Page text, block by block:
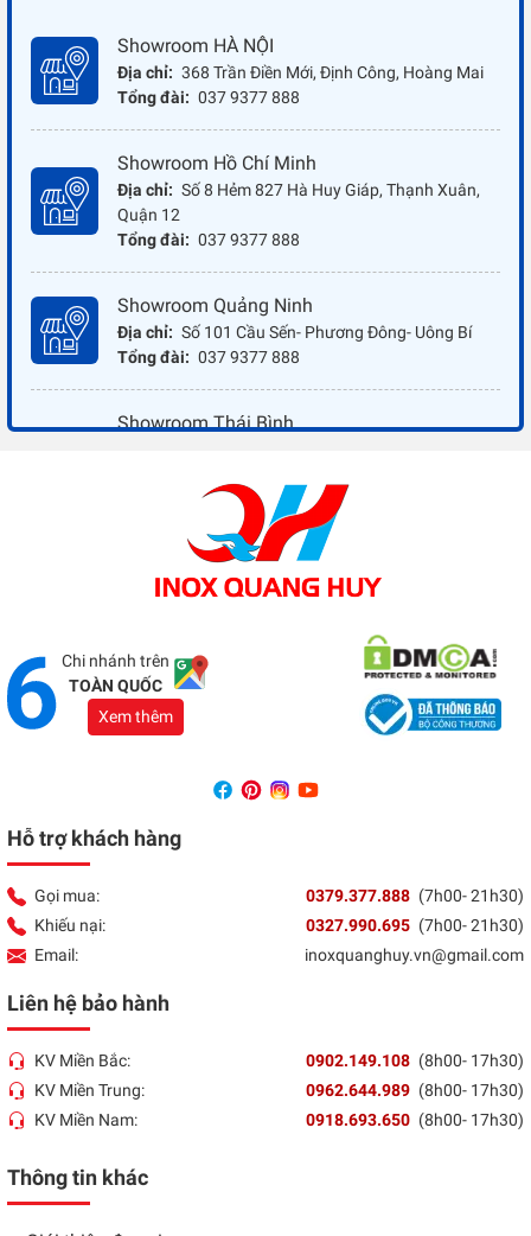
Showroom HÀ NỘI
Địa chỉ: 368 Trần Điền Mới, Định Công, Hoàng Mai
Tổng đài: 037 9377 888
Showroom Hồ Chí Minh
Địa chỉ: Số 8 Hẻm 827 Hà Huy Giáp, Thạnh Xuân,
Quận 12
Tổng đài: 037 9377 888
Showroom Quảng Ninh
Địa chỉ: Số 101 Cầu Sến- Phương Đông- Uông Bí
Tổng đài: 037 9377 888
Showroom Thái Bình
037 9377 888
Showroom Đồng Nai
Địa chỉ: 1066 - QL 51 Tổ 3- Ấp Đồng- Phước Tân-
Chi nhánh trên
TOÀN QUỐC
Xem thêm
Hỗ trợ khách hàng
Gọi mua: 0379.377.888 (7h00- 21h30)
Khiếu nại:
0327.990.695 (7h00- 21h30)
Email:
inoxquanghuy.vn@gmail.com
Liên hệ bảo hành
KV Miền Bắc: 0902.149.108 (8h00- 17h30)
KV Miền Trung:
0962.644.989 (8h00- 17h30)
KV Miền Nam:
0918.693.650 (8h00- 17h30)
Thông tin khác